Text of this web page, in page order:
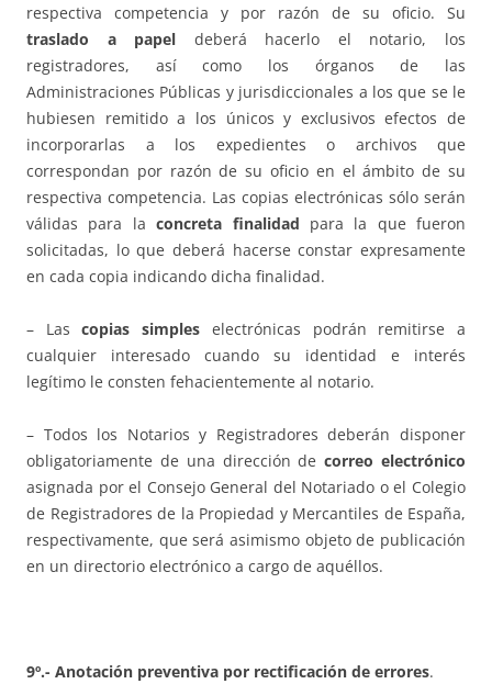
respectiva competencia y por razón de su oficio. Su
traslado a papel deberá hacerlo el notario, los
registradores, así como los órganos de las
Administraciones Públicas y jurisdiccionales a los que se le
hubiesen remitido a los únicos y exclusivos efectos de
incorporarlas a los expedientes o archivos que
correspondan por razón de su oficio en el ámbito de su
respectiva competencia. Las copias electrónicas sólo serán
válidas para laconcreta finalidad para la que fueron
solicitadas, lo que deberá hacerse constar expresamente
en cada copia indicando dicha finalidad.
– Lascopias simples electrónicas podrán remitirse a
cualquier interesado cuando su identidad e interés
legítimo le consten fehacientemente al notario.
– Todos los Notarios y Registradores deberán disponer
obligatoriamente de una dirección decorreo electrónico
asignada por el Consejo General del Notariado o el Colegio
de Registradores de la Propiedad y Mercantiles de España,
respectivamente, que será asimismo objeto de publicación
en un directorio electrónico a cargo de aquéllos.
9º.- Anotación preventiva por rectificación de errores.